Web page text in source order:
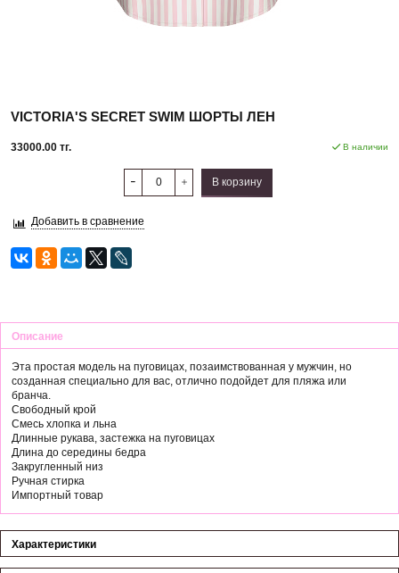
VICTORIA'S SECRET SWIM ШОРТЫ ЛЕН
33000.00 тг. В наличии
В корзину
Добавить в сравнение
Описание
Эта простая модель на пуговицах, позаимствованная у мужчин, но
созданная специально для вас, отлично подойдет для пляжа или
бранча.
Свободный крой
Смесь хлопка и льна
Длинные рукава, застежка на пуговицах
Длина до середины бедра
Закругленный низ
Ручная стирка
Импортный товар
Характеристики